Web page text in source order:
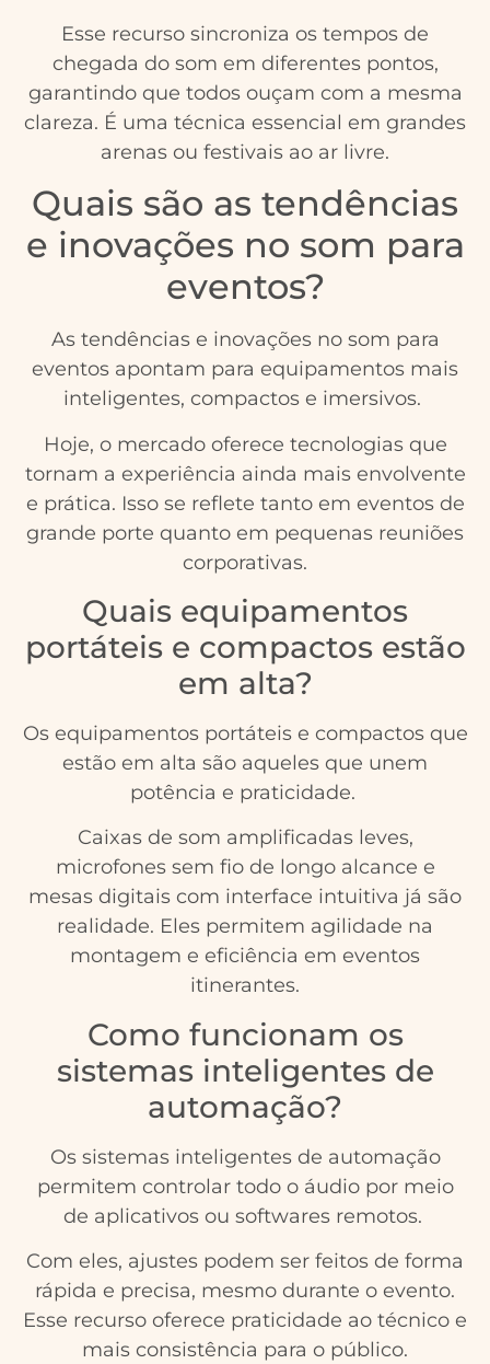
Esse recurso sincroniza os tempos de
chegada do som em diferentes pontos,
garantindo que todos ouçam com a mesma
clareza. É uma técnica essencial em grandes
arenas ou festivais ao ar livre.
Quais são as tendências
e inovações no som para
eventos?
As tendências e inovações no som para
eventos apontam para equipamentos mais
inteligentes, compactos e imersivos.
Hoje, o mercado oferece tecnologias que
tornam a experiência ainda mais envolvente
e prática. Isso se reflete tanto em eventos de
grande porte quanto em pequenas reuniões
corporativas.
Quais equipamentos
portáteis e compactos estão
em alta?
Os equipamentos portáteis e compactos que
estão em alta são aqueles que unem
potência e praticidade.
Caixas de som amplificadas leves,
microfones sem fio de longo alcance e
mesas digitais com interface intuitiva já são
realidade. Eles permitem agilidade na
montagem e eficiência em eventos
itinerantes.
Como funcionam os
sistemas inteligentes de
automação?
Os sistemas inteligentes de automação
permitem controlar todo o áudio por meio
de aplicativos ou softwares remotos.
Com eles, ajustes podem ser feitos de forma
rápida e precisa, mesmo durante o evento.
Esse recurso oferece praticidade ao técnico e
mais consistência para o público.